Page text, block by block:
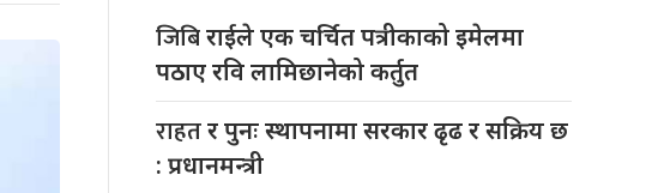
जिबिराईले एक चर्चित पत्रीकाको इमेलमा
पठाए रवि लामिछानेको कर्तुत
राहतर पुनः स्थापनामा सरकार ढृढ र सक्रिय छ
: प्रधानमन्त्री